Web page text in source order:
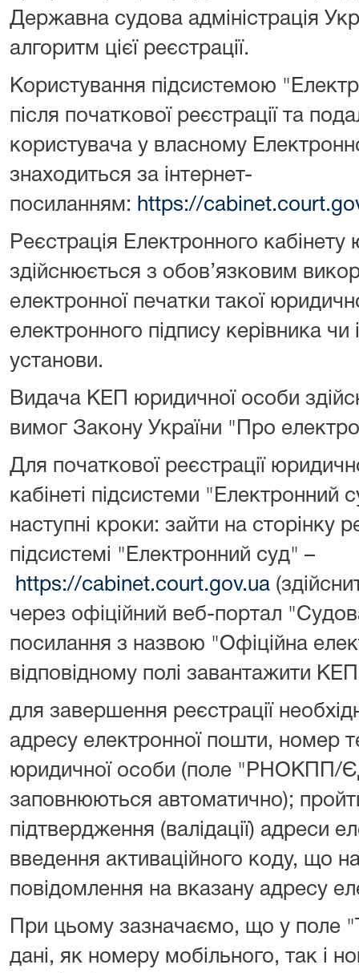
Державна судова адміністрація
алгоритм цієї реєстрації.
Користування підсистемою
після початкової реєстрації та
користувача у власному
знаходиться за інтернет-
посиланням: https://
Реєстрація Електронного
здійснюється з обов’язковим
електронної печатки такої
електронного підпису керівника
установи.
Видача КЕП юридичної особи
вимог Закону України "Про
Для початкової реєстрації
кабінеті підсистеми "Електронний
наступні кроки: зайти на сторінку
підсистемі "Електронний суд" –
https://cabinet.court.gov.ua
через офіційний веб-портал
посилання з назвою "Офіційна
відповідному полі завантажити
для завершення реєстрації
адресу електронної пошти, номер
юридичної особи (поле "РНОКПП/
заповнюються автоматично);
підтвердження (валідації) адреси
введення активаційного коду, що
повідомлення на вказану адресу
При цьому зазначаємо, що у поле
дані, як номеру мобільного, так і